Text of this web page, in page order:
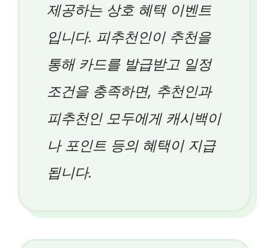
제공하는 상호 혜택 이벤트
입니다. 피추천인이 추천을
통해 카드를 발급받고 일정
조건을 충족하면, 추천인과
피추천인 모두에게 캐시백이
나 포인트 등의 혜택이 지급
됩니다.